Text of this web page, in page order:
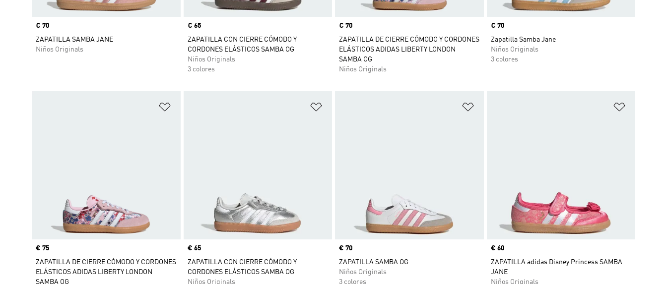
Precio
€ 70
ZAPATILLA SAMBA JANE
Niños Originals
Precio
€ 65
ZAPATILLA CON CIERRE CÓMODO Y
CORDONES ELÁSTICOS SAMBA OG
Niños Originals
3 colores
Precio
€ 70
ZAPATILLA DE CIERRE CÓMODO Y CORDONES
ELÁSTICOS ADIDAS LIBERTY LONDON
SAMBA OG
Niños Originals
Precio
€ 70
Zapatilla Samba Jane
Niños Originals
3 colores
Precio
€ 75
ZAPATILLA DE CIERRE CÓMODO Y CORDONES
ELÁSTICOS ADIDAS LIBERTY LONDON
SAMBA OG
Precio
€ 65
ZAPATILLA CON CIERRE CÓMODO Y
CORDONES ELÁSTICOS SAMBA OG
Niños Originals
Precio
€ 70
ZAPATILLA SAMBA OG
Niños Originals
3 colores
Precio
€ 60
ZAPATILLA adidas Disney Princess SAMBA
JANE
Niños Originals